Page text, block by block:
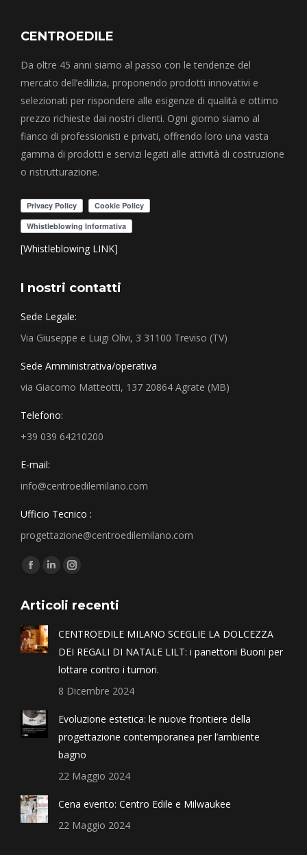
CENTROEDILE
Da oltre 45 anni siamo al passo con le tendenze del
mercato dell’edilizia, proponendo prodotti innovativi e
selezionati per rispondere alle esigenze di qualità e ottimo
prezzo richieste dai nostri clienti. Ogni giorno siamo al
fianco di professionisti e privati, offrendo loro una vasta
gamma di prodotti e servizi legati alle attività di costruzione
o ristrutturazione.
[Whistleblowing LINK]
I nostri contatti
Sede Legale:
Via Giuseppe e Luigi Olivi, 3 31100 Treviso (TV)
Sede Amministrativa/operativa
via Giacomo Matteotti, 137 20864 Agrate (MB)
Telefono:
+39 039 64210200
E-mail:
info@centroedilemilano.com
Ufficio Tecnico :
progettazione@centroedilemilano.com
Find us on:
Articoli recenti
CENTROEDILE MILANO SCEGLIE LA DOLCEZZA
DEI REGALI DI NATALE LILT: i panettoni Buoni per
lottare contro i tumori.
8 Dicembre 2024
Evoluzione estetica: le nuove frontiere della
progettazione contemporanea per l’ambiente
bagno
22 Maggio 2024
Cena evento: Centro Edile e Milwaukee
22 Maggio 2024